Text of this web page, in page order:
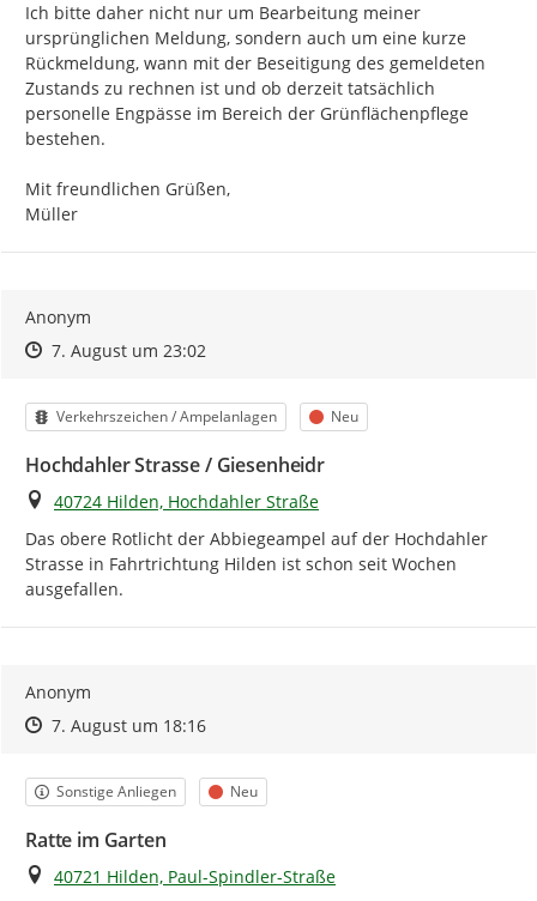
Ich bitte daher nicht nur um Bearbeitung meiner
ursprünglichen Meldung, sondern auch um eine kurze
Rückmeldung, wann mit der Beseitigung des gemeldeten
Zustands zu rechnen ist und ob derzeit tatsächlich
personelle Engpässe im Bereich der Grünflächenpflege
bestehen.
Mit freundlichen Grüßen,
Müller
Anonym
Zeitpunkt des Erstellens
Zeitpunkt des Erstellens
7. August um 23:02Zur Äußerung
Kategorie
Verkehrszeichen / Ampelanlagen Status
Neu
Hochdahler Strasse / Giesenheidr
Ort
40724 Hilden, Hochdahler Straße
Das obere Rotlicht der Abbiegeampel auf der Hochdahler
Strasse in Fahrtrichtung Hilden ist schon seit Wochen
ausgefallen.
Anonym
Zeitpunkt des Erstellens
Zeitpunkt des Erstellens
7. August um 18:16Zur Äußerung
Kategorie
Sonstige Anliegen Status
Neu
Ratte im Garten
Ort
40721 Hilden, Paul-Spindler-Straße